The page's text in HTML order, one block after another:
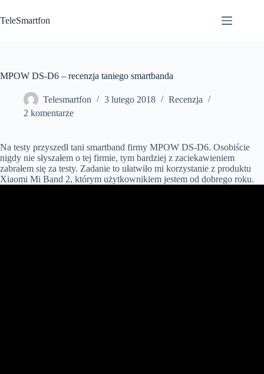
do
treści
TeleSmartfon
MPOW DS-D6 – recenzja taniego smartbanda
Telesmartfon 3 lutego 2018
Recenzja
2 komentarze
Na testy przyszedł tani smartband firmy MPOW DS-D6. Osobiście
nigdy nie słyszałem o tej firmie, tym bardziej z zaciekawieniem
zabrałem się za testy. Zadanie to ułatwiło mi korzystanie z produktu
Xiaomi Mi Band 2, którym użytkownikiem jestem od dobrego roku.